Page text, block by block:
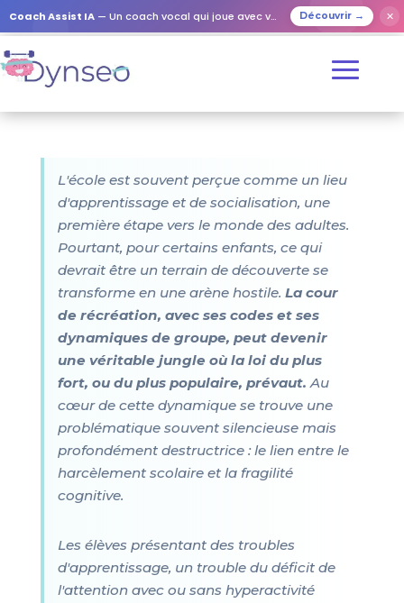
Coach Assist IA — Un coach vocal qui joue avec vos proches Découvrir → ✕
L'école est souvent perçue comme un lieu
d'apprentissage et de socialisation, une
première étape vers le monde des adultes.
Pourtant, pour certains enfants, ce qui
devrait être un terrain de découverte se
transforme en une arène hostile. La cour
de récréation, avec ses codes et ses
dynamiques de groupe, peut devenir
une véritable jungle où la loi du plus
fort, ou du plus populaire, prévaut. Au
cœur de cette dynamique se trouve une
problématique souvent silencieuse mais
profondément destructrice : le lien entre le
harcèlement scolaire et la fragilité
cognitive.
Les élèves présentant des troubles
d'apprentissage, un trouble du déficit de
l'attention avec ou sans hyperactivité